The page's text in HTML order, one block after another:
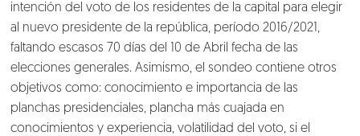
intención del voto de los residentes de la capital para elegir
al nuevo presidente de la república, período 2016/2021,
faltando escasos 70 días del 10 de Abril fecha de las
elecciones generales. Asimismo, el sondeo contiene otros
objetivos como: conocimiento e importancia de las
planchas presidenciales, plancha más cuajada en
conocimientos y experiencia, volatilidad del voto, si el